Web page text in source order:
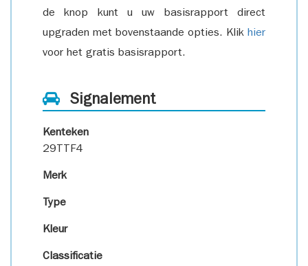
de knop kunt u uw basisrapport direct
upgraden met bovenstaande opties. Klik hier
voor het gratis basisrapport.
Signalement
Kenteken
29TTF4
Merk
Type
Kleur
Classificatie